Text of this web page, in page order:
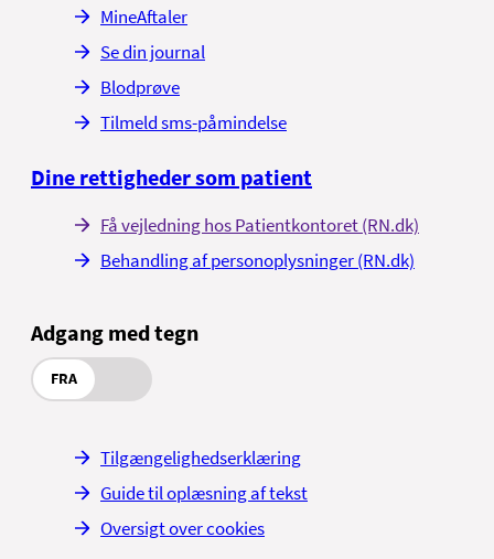
MineAftaler
Se din journal
Blodprøve
Tilmeld sms-påmindelse
Dine rettigheder som patient
Få vejledning hos Patientkontoret (RN.dk)
Behandling af personoplysninger (RN.dk)
Adgang med tegn
FRA
Tilgængelighedserklæring
Guide til oplæsning af tekst
Oversigt over cookies